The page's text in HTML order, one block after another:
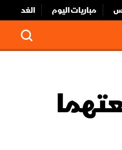
مباريات اليوم
الغد